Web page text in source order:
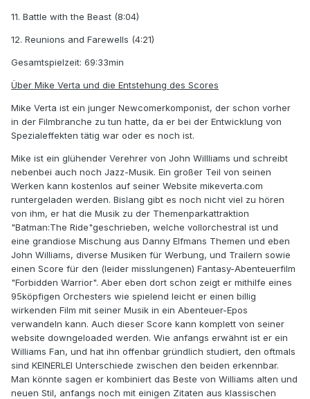
11. Battle with the Beast (8:04)
12. Reunions and Farewells (4:21)
Gesamtspielzeit: 69:33min
Über Mike Verta und die Entstehung des Scores
Mike Verta ist ein junger Newcomerkomponist, der schon vorher
in der Filmbranche zu tun hatte, da er bei der Entwicklung von
Spezialeffekten tätig war oder es noch ist.
Mike ist ein glühender Verehrer von John Willliams und schreibt
nebenbei auch noch Jazz-Musik. Ein großer Teil von seinen
Werken kann kostenlos auf seiner Website mikeverta.com
runtergeladen werden. Bislang gibt es noch nicht viel zu hören
von ihm, er hat die Musik zu der Themenparkattraktion
"Batman:The Ride"geschrieben, welche vollorchestral ist und
eine grandiose Mischung aus Danny Elfmans Themen und eben
John Williams, diverse Musiken für Werbung, und Trailern sowie
einen Score für den (leider misslungenen) Fantasy-Abenteuerfilm
"Forbidden Warrior". Aber eben dort schon zeigt er mithilfe eines
95köpfigen Orchesters wie spielend leicht er einen billig
wirkenden Film mit seiner Musik in ein Abenteuer-Epos
verwandeln kann. Auch dieser Score kann komplett von seiner
website downgeloaded werden. Wie anfangs erwähnt ist er ein
Williams Fan, und hat ihn offenbar gründlich studiert, den oftmals
sind KEINERLEI Unterschiede zwischen den beiden erkennbar.
Man könnte sagen er kombiniert das Beste von Williams alten und
neuen Stil, anfangs noch mit einigen Zitaten aus klassischen